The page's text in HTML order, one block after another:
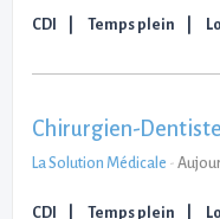
CDI Temps plein
Chirurgien-
La Solution Médicale -
CDI Temps plein